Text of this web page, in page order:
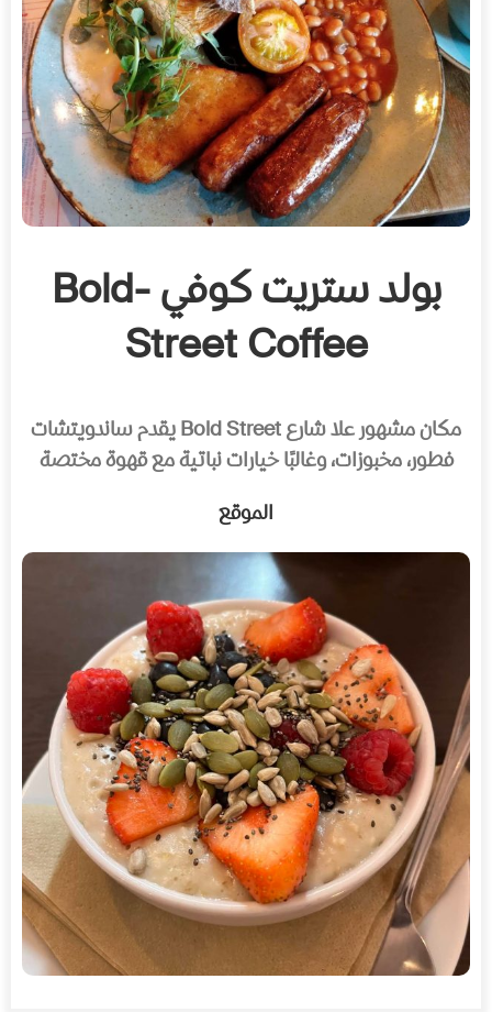
بولد ستريت كوفي -Bold
Street Coffee
مكان مشهور علا شارع Bold Street يقدم ساندويتشات
فطور، مخبوزات، وغالبًا خيارات نباتية مع قهوة مختصة
الموقع